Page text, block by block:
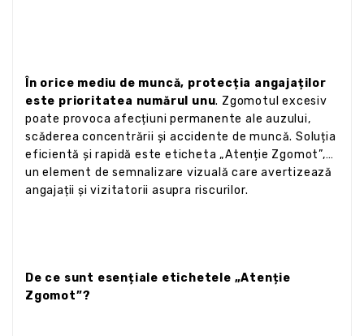
În orice mediu de muncă, protecția angajaților
este prioritatea numărul unu. Zgomotul excesiv
poate provoca afecțiuni permanente ale auzului,
scăderea concentrării și accidente de muncă. Soluția
eficientă și rapidă este eticheta „Atenție Zgomot”,
un element de semnalizare vizuală care avertizează
angajații și vizitatorii asupra riscurilor.
De ce sunt esențiale etichetele „Atenție
Zgomot”?